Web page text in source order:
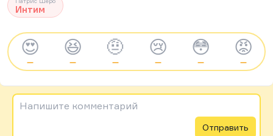
Интим
😍
—
😆
—
🤨
—
😢
—
😳
—
😡
—
Напишите комментарий
Отправить